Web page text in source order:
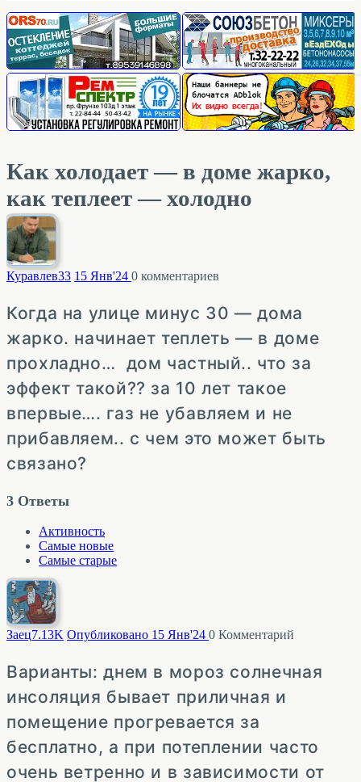
Как холодает — в доме жарко,
как теплеет — холодно
Куравлев33 15 Янв'24 0 комментариев
Когда на улице минус 30 — дома
жарко. начинает теплеть — в доме
прохладно… дом частный.. что за
эффект такой?? за 10 лет такое
впервые…. газ не убавляем и не
прибавляем.. с чем это может быть
связано?
3 Ответы
Активность
Самые новые
Самые старые
Заец7.13K Опубликовано 15 Янв'24 0 Комментарий
Варианты: днем в мороз солнечная
инсоляция бывает приличная и
помещение прогревается за
бесплатно, а при потеплении часто
очень ветренно и в зависимости от